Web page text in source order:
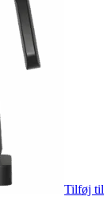
Tilføj til